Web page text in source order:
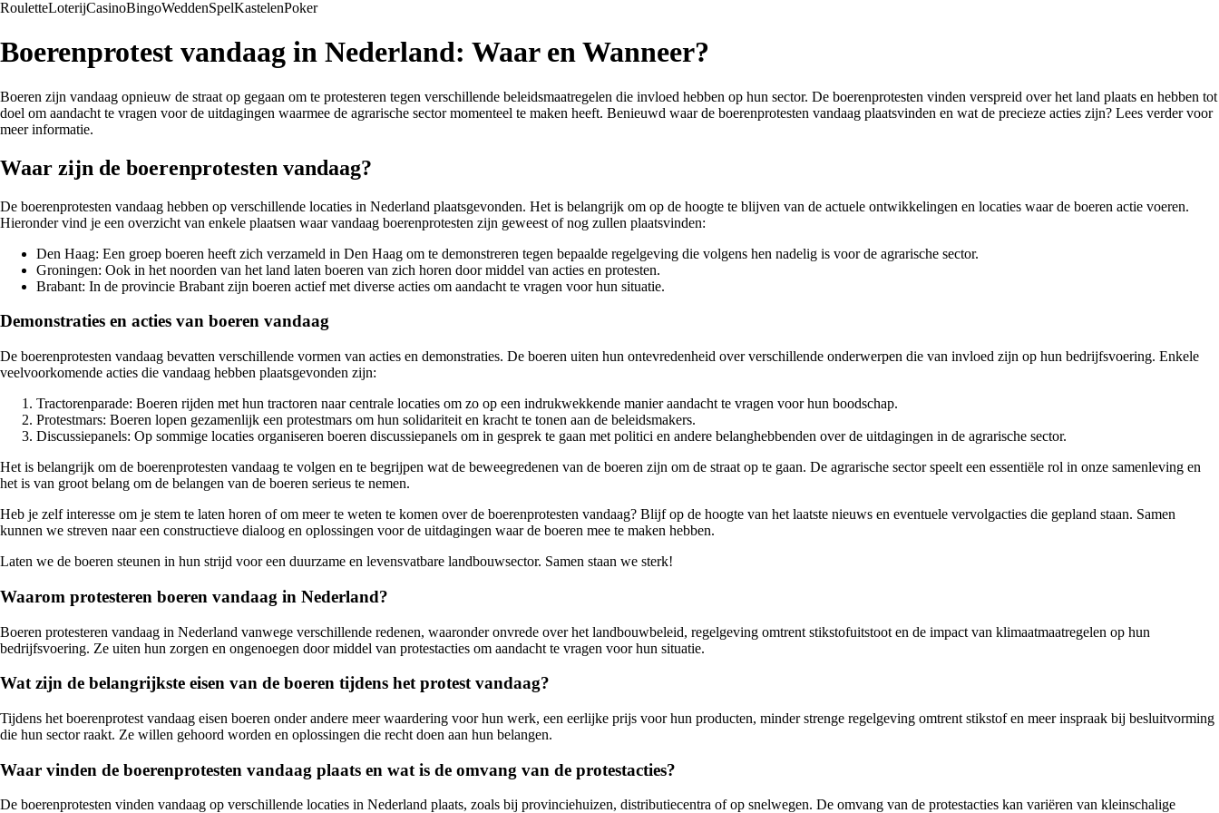
RouletteLoterijCasinoBingoWeddenSpelKastelenPoker
Boerenprotest vandaag in Nederland: Waar en Wanneer?
Boeren zijn vandaag opnieuw de straat op gegaan om te protesteren tegen verschillende beleidsmaatregelen die invloed hebben op hun sector. De boerenprotesten vinden verspreid over het land plaats en hebben tot
doel om aandacht te vragen voor de uitdagingen waarmee de agrarische sector momenteel te maken heeft. Benieuwd waar de boerenprotesten vandaag plaatsvinden en wat de precieze acties zijn? Lees verder voor
meer informatie.
Waar zijn de boerenprotesten vandaag?
De boerenprotesten vandaag hebben op verschillende locaties in Nederland plaatsgevonden. Het is belangrijk om op de hoogte te blijven van de actuele ontwikkelingen en locaties waar de boeren actie voeren.
Hieronder vind je een overzicht van enkele plaatsen waar vandaag boerenprotesten zijn geweest of nog zullen plaatsvinden:
Den Haag: Een groep boeren heeft zich verzameld in Den Haag om te demonstreren tegen bepaalde regelgeving die volgens hen nadelig is voor de agrarische sector.
Groningen: Ook in het noorden van het land laten boeren van zich horen door middel van acties en protesten.
Brabant: In de provincie Brabant zijn boeren actief met diverse acties om aandacht te vragen voor hun situatie.
Demonstraties en acties van boeren vandaag
De boerenprotesten vandaag bevatten verschillende vormen van acties en demonstraties. De boeren uiten hun ontevredenheid over verschillende onderwerpen die van invloed zijn op hun bedrijfsvoering. Enkele
veelvoorkomende acties die vandaag hebben plaatsgevonden zijn:
Tractorenparade: Boeren rijden met hun tractoren naar centrale locaties om zo op een indrukwekkende manier aandacht te vragen voor hun boodschap.
Protestmars: Boeren lopen gezamenlijk een protestmars om hun solidariteit en kracht te tonen aan de beleidsmakers.
Discussiepanels: Op sommige locaties organiseren boeren discussiepanels om in gesprek te gaan met politici en andere belanghebbenden over de uitdagingen in de agrarische sector.
Het is belangrijk om de boerenprotesten vandaag te volgen en te begrijpen wat de beweegredenen van de boeren zijn om de straat op te gaan. De agrarische sector speelt een essentiële rol in onze samenleving en
het is van groot belang om de belangen van de boeren serieus te nemen.
Heb je zelf interesse om je stem te laten horen of om meer te weten te komen over de boerenprotesten vandaag? Blijf op de hoogte van het laatste nieuws en eventuele vervolgacties die gepland staan. Samen
kunnen we streven naar een constructieve dialoog en oplossingen voor de uitdagingen waar de boeren mee te maken hebben.
Laten we de boeren steunen in hun strijd voor een duurzame en levensvatbare landbouwsector. Samen staan we sterk!
Waarom protesteren boeren vandaag in Nederland?
Boeren protesteren vandaag in Nederland vanwege verschillende redenen, waaronder onvrede over het landbouwbeleid, regelgeving omtrent stikstofuitstoot en de impact van klimaatmaatregelen op hun
bedrijfsvoering. Ze uiten hun zorgen en ongenoegen door middel van protestacties om aandacht te vragen voor hun situatie.
Wat zijn de belangrijkste eisen van de boeren tijdens het protest vandaag?
Tijdens het boerenprotest vandaag eisen boeren onder andere meer waardering voor hun werk, een eerlijke prijs voor hun producten, minder strenge regelgeving omtrent stikstof en meer inspraak bij besluitvorming
die hun sector raakt. Ze willen gehoord worden en oplossingen die recht doen aan hun belangen.
Waar vinden de boerenprotesten vandaag plaats en wat is de omvang van de protestacties?
De boerenprotesten vinden vandaag op verschillende locaties in Nederland plaats, zoals bij provinciehuizen, distributiecentra of op snelwegen. De omvang van de protestacties kan variëren van kleinschalige